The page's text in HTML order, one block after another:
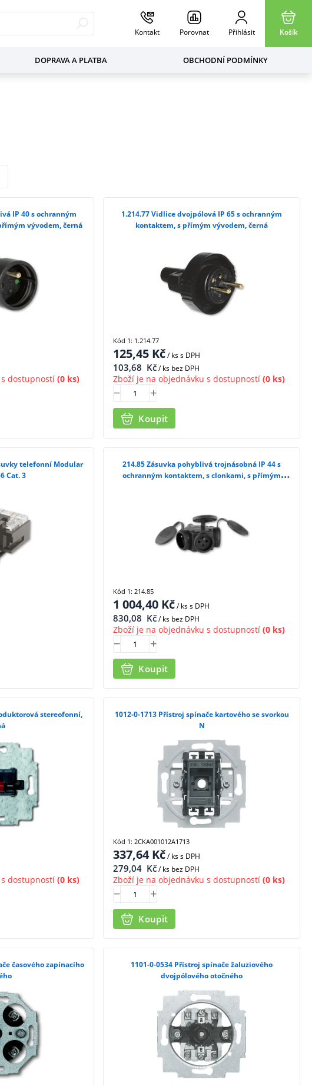
Kontakt Porovnat Přihlásit Košík
DOPRAVA A PLATBA OBCHODNÍ PODMÍNKY
vývodem, černá
dostupností(0 ks)
1.214.77 Vidlice dvojpólová IP 65 s ochranným
kontaktem, s přímým vývodem, černá
125,45 Kč/ kss DPH
103,68 Kč/ ks bez DPH
Zboží je na objednávku s dostupností (0 ks)
Koupit
Kód 1: 1.214.77
Cat. 3
214.85 Zásuvka pohyblivá trojnásobná IP 44 s
ochranným kontaktem, s clonkami, s přímým
1 004,40 Kč/ kss DPH
830,08 Kč/ ks bez DPH
Zboží je na objednávku s dostupností (0 ks)
Koupit
Kód 1: 214.85
dostupností(0 ks)
1012-0-1713 Přístroj spínače kartového se svorkou
N
337,64Kč/ kss DPH
279,04 Kč/ ks bez DPH
Zboží je na objednávku s dostupností (0 ks)
Koupit
Kód 1: 2CKA001012A1713
1101-0-0534 Přístroj spínače žaluziového
dvojpólového otočného